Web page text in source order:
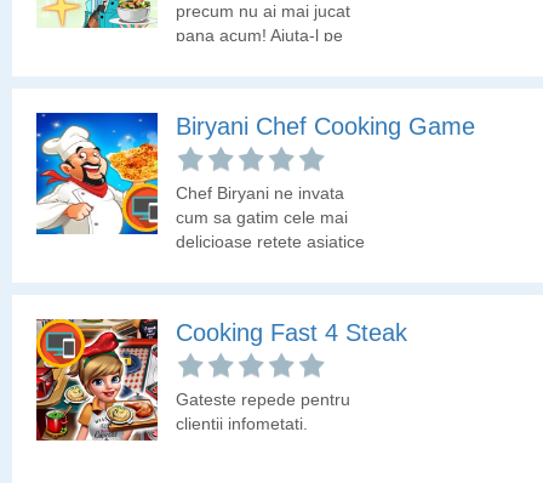
servi gustarile potrivite
pentru fiecare strumf
decoreaza-le cat de
repede poti si alege
bauturile potrivite pentru
fiecare comanda.
precum nu ai mai jucat
pana acum! Ajuta-l pe
Biryani Chef Cooking Game
Chef Biryani ne invata
cum sa gatim cele mai
delicioase retete asiatice
Cooking Fast 4 Steak
Gateste repede pentru
clientii infometati.